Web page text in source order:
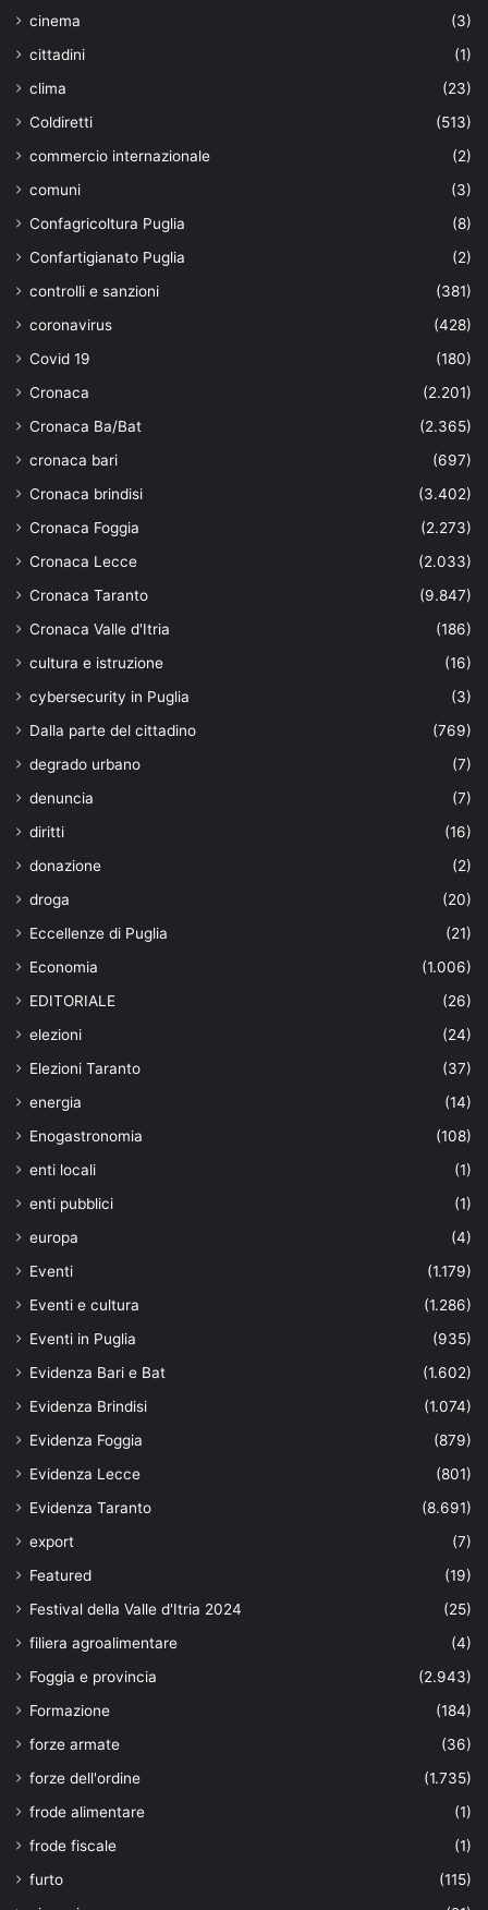
cinema
(3)
cittadini
(1)
clima
(23)
Coldiretti
(513)
commercio internazionale
(2)
comuni
(3)
Confagricoltura Puglia
(8)
Confartigianato Puglia
(2)
controlli e sanzioni
(381)
coronavirus
(428)
Covid 19
(180)
Cronaca
(2.201)
Cronaca Ba/Bat
(2.365)
cronaca bari
(697)
Cronaca brindisi
(3.402)
Cronaca Foggia
(2.273)
Cronaca Lecce
(2.033)
Cronaca Taranto
(9.847)
Cronaca Valle d'Itria
(186)
cultura e istruzione
(16)
cybersecurity in Puglia
(3)
Dalla parte del cittadino
(769)
degrado urbano
(7)
denuncia
(7)
diritti
(16)
donazione
(2)
droga
(20)
Eccellenze di Puglia
(21)
Economia
(1.006)
EDITORIALE
(26)
elezioni
(24)
Elezioni Taranto
(37)
energia
(14)
Enogastronomia
(108)
enti locali
(1)
enti pubblici
(1)
europa
(4)
Eventi
(1.179)
Eventi e cultura
(1.286)
Eventi in Puglia
(935)
Evidenza Bari e Bat
(1.602)
Evidenza Brindisi
(1.074)
Evidenza Foggia
(879)
Evidenza Lecce
(801)
Evidenza Taranto
(8.691)
export
(7)
Featured
(19)
Festival della Valle d'Itria 2024
(25)
filiera agroalimentare
(4)
Foggia e provincia
(2.943)
Formazione
(184)
forze armate
(36)
forze dell'ordine
(1.735)
frode alimentare
(1)
frode fiscale
(1)
furto
(115)